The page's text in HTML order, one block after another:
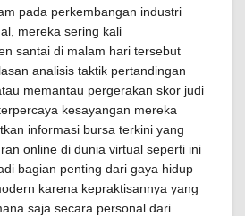
pada perkembangan industri
mereka sering kali
santai di malam hari tersebut
analisis taktik pertandingan
memantau pergerakan skor judi
kesayangan mereka
informasi bursa terkini yang
online di dunia virtual seperti ini
bagian penting dari gaya hidup
karena kepraktisannya yang
saja secara personal dari